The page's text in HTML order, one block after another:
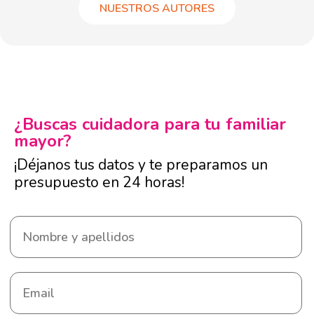
NUESTROS AUTORES
¿Buscas cuidadora para tu familiar
mayor?
¡Déjanos tus datos y te preparamos un
presupuesto en 24 horas!